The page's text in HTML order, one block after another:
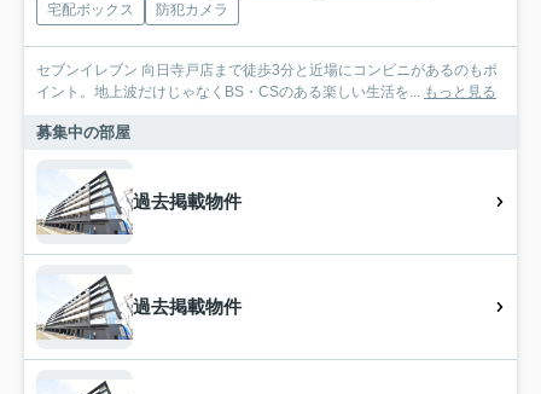
宅配ボックス
防犯カメラ
セブンイレブン 向日寺戸店まで徒歩3分と近場にコンビニがあるのもポ
イント。地上波だけじゃなくBS・CSのある楽しい生活を... もっと見る
募集中の部屋
過去掲載物件
過去掲載物件